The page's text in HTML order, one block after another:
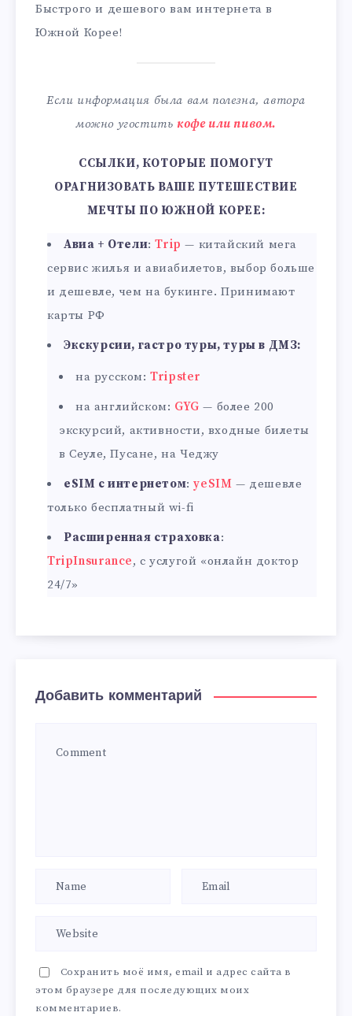
Быстрого и дешевого вам интернета в
Южной Корее!
Если информация была вам полезна, автора
можно угостить кофе или пивом.
ССЫЛКИ, КОТОРЫЕ ПОМОГУТ
ОРАГНИЗОВАТЬ ВАШЕ ПУТЕШЕСТВИЕ
МЕЧТЫ ПО ЮЖНОЙ КОРЕЕ:
Авиа + Отели:Trip — китайский мега
сервис жилья и авиабилетов, выбор больше
и дешевле, чем на букинге. Принимают
карты РФ
Экскурсии, гастро туры, туры в ДМЗ:
на русском:Tripster
на английском: GYG — более 200
экскурсий, активности, входные билеты
в Сеуле, Пусане, на Чеджу
eSIM с интернетом:yeSIM — дешевле
только бесплатный wi-fi
Расширенная страховка:
TripInsurance, с услугой «онлайн доктор
24/7»
Добавить комментарий
Сохранить моё имя, email и адрес сайта в
этом браузере для последующих моих
комментариев.